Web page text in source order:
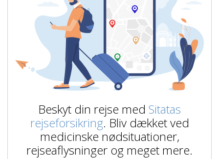
Beskyt din rejse med Sitatas
rejseforsikring. Bliv dækket ved
medicinske nødsituationer,
rejseaflysninger og meget mere.